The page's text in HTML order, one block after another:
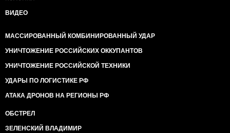
ВИДЕО
МАССИРОВАННЫЙ КОМБИНИРОВАННЫЙ УДАР
УНИЧТОЖЕНИЕ РОССИЙСКИХ ОККУПАНТОВ
УНИЧТОЖЕНИЕ РОССИЙСКОЙ ТЕХНИКИ
УДАРЫ ПО ЛОГИСТИКЕ РФ
АТАКА ДРОНОВ НА РЕГИОНЫ РФ
ОБСТРЕЛ
ЗЕЛЕНСКИЙ ВЛАДИМИР